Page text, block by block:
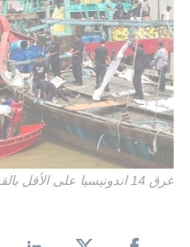
غرق 14 اندونيسيا على الأقل بالقرب من شواطئ ماليزيا